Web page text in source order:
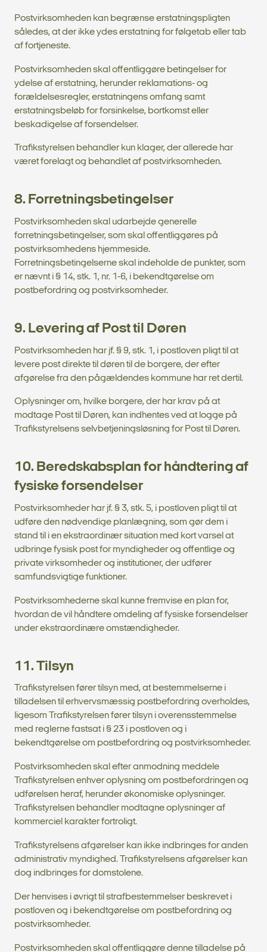
Postvirksomheden kan begrænse erstatningspligten
således, at der ikke ydes erstatning for følgetab eller tab
af fortjeneste.
Postvirksomheden skal offentliggøre betingelser for
ydelse af erstatning, herunder reklamations- og
forældelsesregler, erstatningens omfang samt
erstatningsbeløb for forsinkelse, bortkomst eller
beskadigelse af forsendelser.
Trafikstyrelsen behandler kun klager, der allerede har
været forelagt og behandlet af postvirksomheden.
8. Forretningsbetingelser
Postvirksomheden skal udarbejde generelle
forretningsbetingelser, som skal offentliggøres på
postvirksomhedens hjemmeside.
Forretningsbetingelserne skal indeholde de punkter, som
er nævnt i § 14, stk. 1, nr. 1-6, i bekendtgørelse om
postbefordring og postvirksomheder.
9. Levering af Post til Døren
Postvirksomheden har jf. § 9, stk. 1, i postloven pligt til at
levere post direkte til døren til de borgere, der efter
afgørelse fra den pågældendes kommune har ret dertil.
Oplysninger om, hvilke borgere, der har krav på at
modtage Post til Døren, kan indhentes ved at logge på
Trafikstyrelsens selvbetjeningsløsning for Post til Døren.
10. Beredskabsplan for håndtering af
fysiske forsendelser
Postvirksomheder har jf. § 3, stk. 5, i postloven pligt til at
udføre den nødvendige planlægning, som gør dem i
stand til i en ekstraordinær situation med kort varsel at
udbringe fysisk post for myndigheder og offentlige og
private virksomheder og institutioner, der udfører
samfundsvigtige funktioner.
Postvirksomhederne skal kunne fremvise en plan for,
hvordan de vil håndtere omdeling af fysiske forsendelser
under ekstraordinære omstændigheder.
11. Tilsyn
Trafikstyrelsen fører tilsyn med, at bestemmelserne i
tilladelsen til erhvervsmæssig postbefordring overholdes,
ligesom Trafikstyrelsen fører tilsyn i overensstemmelse
med reglerne fastsat i § 23 i postloven og i
bekendtgørelse om postbefordring og postvirksomheder.
Postvirksomheden skal efter anmodning meddele
Trafikstyrelsen enhver oplysning om postbefordringen og
udførelsen heraf, herunder økonomiske oplysninger.
Trafikstyrelsen behandler modtagne oplysninger af
kommerciel karakter fortroligt.
Trafikstyrelsens afgørelser kan ikke indbringes for anden
administrativ myndighed. Trafikstyrelsens afgørelser kan
dog indbringes for domstolene.
Der henvises i øvrigt til strafbestemmelser beskrevet i
postloven og i bekendtgørelse om postbefordring og
postvirksomheder.
Postvirksomheden skal offentliggøre denne tilladelse på